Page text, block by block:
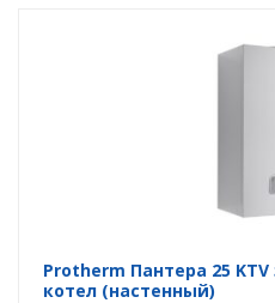
Protherm Пантера 25
котел (настенный)